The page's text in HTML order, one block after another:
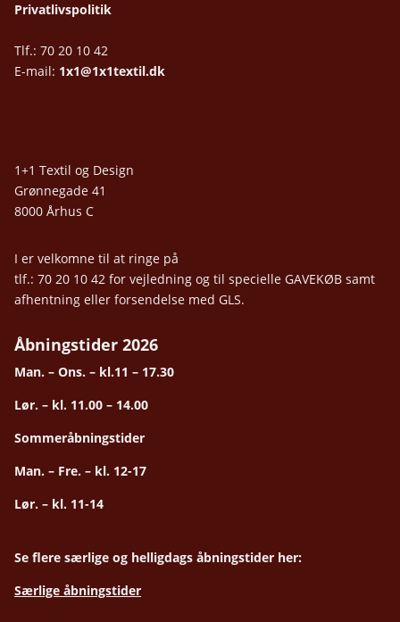
Privatlivspolitik
Tlf.: 70 20 10 42
E-mail: 1x1@1x1textil.dk
1+1 Textil og Design
Grønnegade 41
8000 Århus C
I er velkomne til at ringe på
tlf.: 70 20 10 42 for vejledning og til specielle GAVEKØB samt
afhentning eller forsendelse med GLS.
Åbningstider 2026
Man. – Ons. – kl.11 – 17.30
Lør. – kl. 11.00 – 14.00
Sommeråbningstider
Man. – Fre. – kl. 12-17
Lør. – kl. 11-14
Se flere særlige og helligdags åbningstider her:
Særlige åbningstider